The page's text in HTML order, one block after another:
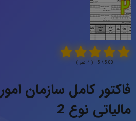
5.00 \ 5 ( 4 نظر )
فاکتور کامل سازمان امور
مالیاتی نوع 2